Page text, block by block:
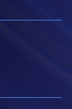
請和付款在系
款並不保證成
頁將顯示付款